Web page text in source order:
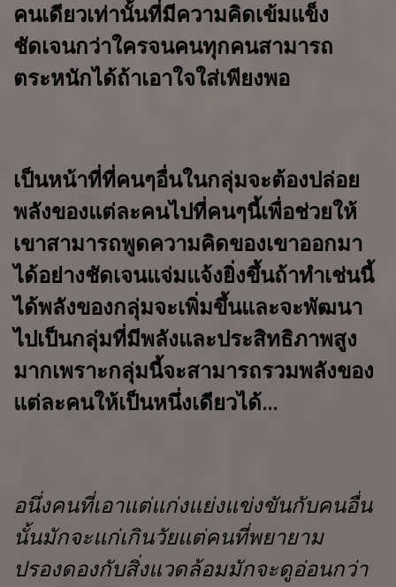
คนเดียวเท่านั้นที่มีความคิดเข้มแข็ง
ชัดเจนกว่าใครจนคนทุกคนสามารถ
ตระหนักได้ถ้าเอาใจใส่เพียงพอ
เป็นหน้าที่ที่คนๆอื่นในกลุ่มจะต้องปล่อย
พลังของแต่ละคนไปที่คนๆนี้เพื่อช่วยให้
เขาสามารถพูดความคิดของเขาออกมา
ได้อย่างชัดเจนแจ่มแจ้งยิ่งขึ้นถ้าทำเช่นนี้
ได้พลังของกลุ่มจะเพิ่มขึ้นและจะพัฒนา
ไปเป็นกลุ่มที่มีพลังและประสิทธิภาพสูง
มากเพราะกลุ่มนี้จะสามารถรวมพลังของ
แต่ละคนให้เป็นหนึ่งเดียวได้...
อนึ่งคนที่เอาแต่แก่งแย่งแข่งขันกับคนอื่น
นั้นมักจะแก่เกินวัยแต่คนที่พยายาม
ปรองดองกับสิ่งแวดล้อมมักจะดูอ่อนกว่า